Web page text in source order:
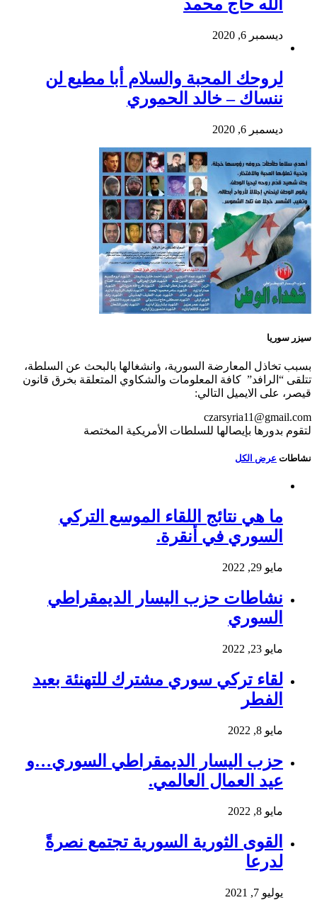
الله حاج محمد
ديسمبر 6, 2020
لروحك المحبة والسلام أبا مطيع لن
ننساك – خالد الحموري
ديسمبر 6, 2020
سيزر سوريا
بسبب تخاذل المعارضة السورية، وانشغالها بالبحث عن السلطة،
تتلقى “الرافد” كافة المعلومات والشكاوي المتعلقة بخرق قانون
قيصر، على الايميل التالي:
czarsyria11@gmail.com
لتقوم بدورها بإيصالها للسلطات الأمريكية المختصة
نشاطات عرض الكل
ما هي نتائج اللقاء الموسع التركي
السوري في أنقرة.
مايو 29, 2022
نشاطات حزب اليسار الديمقراطي
السوري
مايو 23, 2022
لقاء تركي سوري مشترك للتهنئة بعيد
الفطر
مايو 8, 2022
حزب اليسار الديمقراطي السوري…و
عيد العمال العالمي.
مايو 8, 2022
القوى الثورية السورية تجتمع نصرةً
لدرعا
يوليو 7, 2021